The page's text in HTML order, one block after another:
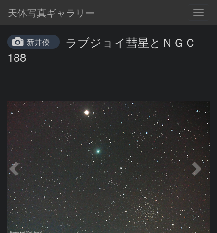
天体写真ギャラリー
新井優
ラブジョイ彗星とＮＧＣ
188